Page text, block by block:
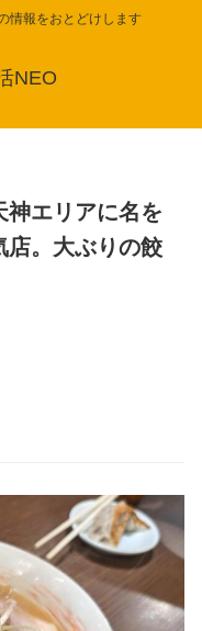
情報をおとどけします
NEO
神エリアに名を
店。大ぶりの餃